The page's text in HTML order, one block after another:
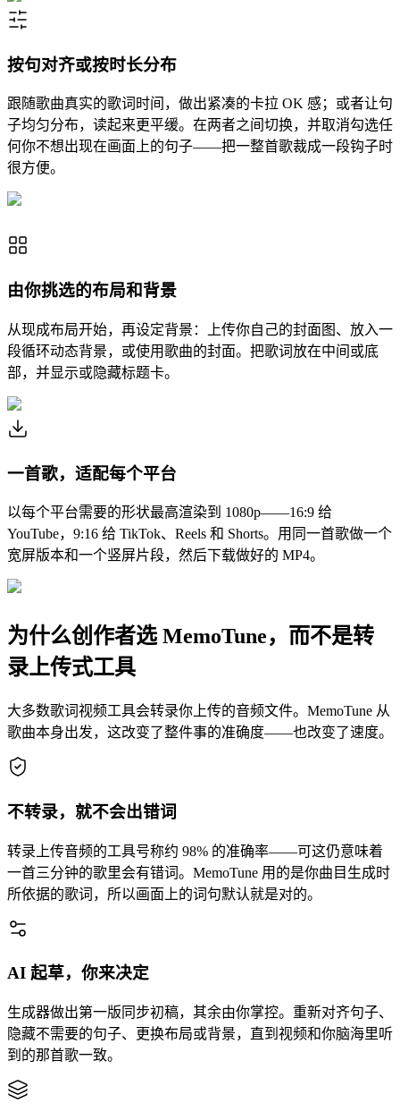
按句对齐或按时长分布
跟随歌曲真实的歌词时间，做出紧凑的卡拉 OK 感；或者让句
子均匀分布，读起来更平缓。在两者之间切换，并取消勾选任
何你不想出现在画面上的句子——把一整首歌裁成一段钩子时
很方便。
由你挑选的布局和背景
从现成布局开始，再设定背景：上传你自己的封面图、放入一
段循环动态背景，或使用歌曲的封面。把歌词放在中间或底
部，并显示或隐藏标题卡。
一首歌，适配每个平台
以每个平台需要的形状最高渲染到 1080p——16:9 给
YouTube，9:16 给 TikTok、Reels 和 Shorts。用同一首歌做一个
宽屏版本和一个竖屏片段，然后下载做好的 MP4。
为什么创作者选 MemoTune，而不是转
录上传式工具
大多数歌词视频工具会转录你上传的音频文件。MemoTune 从
歌曲本身出发，这改变了整件事的准确度——也改变了速度。
不转录，就不会出错词
转录上传音频的工具号称约 98% 的准确率——可这仍意味着
一首三分钟的歌里会有错词。MemoTune 用的是你曲目生成时
所依据的歌词，所以画面上的词句默认就是对的。
AI 起草，你来决定
生成器做出第一版同步初稿，其余由你掌控。重新对齐句子、
隐藏不需要的句子、更换布局或背景，直到视频和你脑海里听
到的那首歌一致。